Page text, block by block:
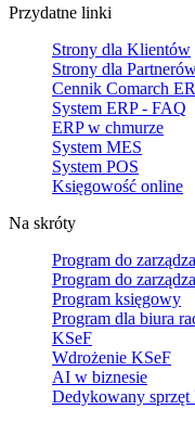
Przydatne linki
Strony dla Klientów
Strony dla
Cennik Comarch
System ERP - FAQ
ERP w chmurze
System MES
System POS
Księgowość online
Na skróty
Program do
Program do
Program księgowy
Program dla biura
KSeF
Wdrożenie KSeF
AI w biznesie
Dedykowany sprzęt